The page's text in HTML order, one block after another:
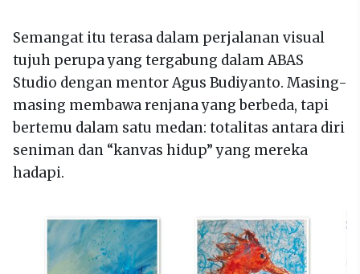
Semangat itu terasa dalam perjalanan visual
tujuh perupa yang tergabung dalam ABAS
Studio dengan mentor Agus Budiyanto. Masing-
masing membawa renjana yang berbeda, tapi
bertemu dalam satu medan: totalitas antara diri
seniman dan “kanvas hidup” yang mereka
hadapi.